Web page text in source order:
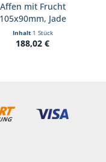
Affen mit Frucht
105x90mm, Jade
grün+braunrot
Inhalt 1 Stück
188,02 €